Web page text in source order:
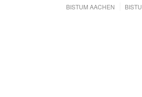
BISTUM AACHEN